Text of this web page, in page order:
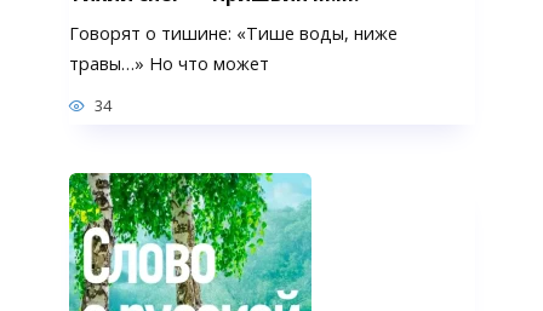
Говорят о тишине: «Тише воды, ниже
травы…» Но что может
34